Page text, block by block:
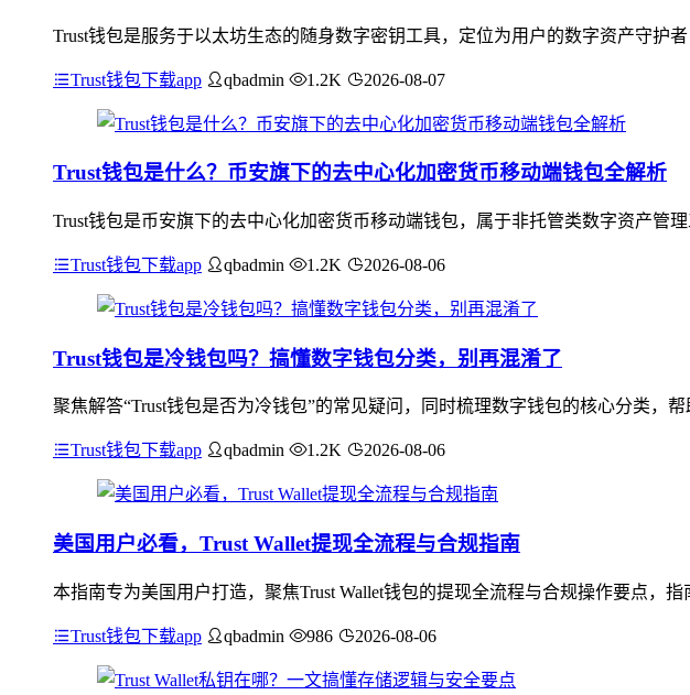
Trust钱包是服务于以太坊生态的随身数字密钥工具，定位为用户的数字资产守护
Trust钱包下载app qbadmin 1.2K 2026-08-07
Trust钱包是什么？币安旗下的去中心化加密货币移动端钱包全解析
Trust钱包是币安旗下的去中心化加密货币移动端钱包，属于非托管类数字资产管
Trust钱包下载app qbadmin 1.2K 2026-08-06
Trust钱包是冷钱包吗？搞懂数字钱包分类，别再混淆了
聚焦解答“Trust钱包是否为冷钱包”的常见疑问，同时梳理数字钱包的核心分类，
Trust钱包下载app qbadmin 1.2K 2026-08-06
美国用户必看，Trust Wallet提现全流程与合规指南
本指南专为美国用户打造，聚焦Trust Wallet钱包的提现全流程与合规操作要点，
Trust钱包下载app qbadmin 986 2026-08-06